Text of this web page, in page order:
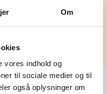
Om
vores indhold og
til sociale medier og til
også oplysninger om